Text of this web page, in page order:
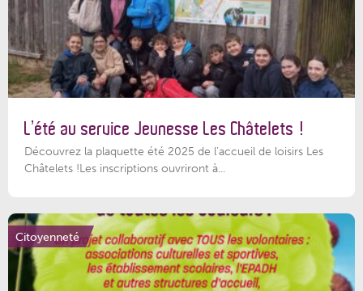
L’été au service Jeunesse Les Châtelets !
Découvrez la plaquette été 2025 de l’accueil de loisirs Les
Châtelets !Les inscriptions ouvriront à...
Citoyenneté